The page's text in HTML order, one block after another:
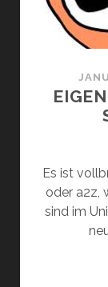
Es ist
oder a2z,
sind im